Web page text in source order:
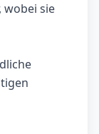
wobei sie